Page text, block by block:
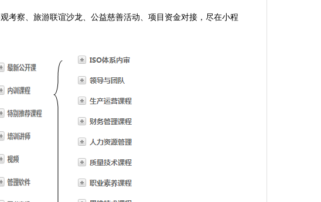
考察、旅游联谊沙龙、公益慈善活动、项目资金对接，尽在小程